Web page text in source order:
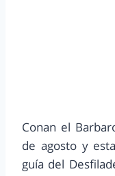
Conan el
de agosto y
guía del